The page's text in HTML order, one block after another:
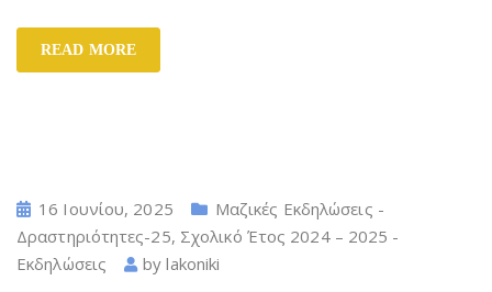
READ MORE
16 Ιουνίου, 2025
Μαζικές Εκδηλώσεις -
Δραστηριότητες-25, Σχολικό Έτος 2024 – 2025 -
Εκδηλώσεις
bylakoniki